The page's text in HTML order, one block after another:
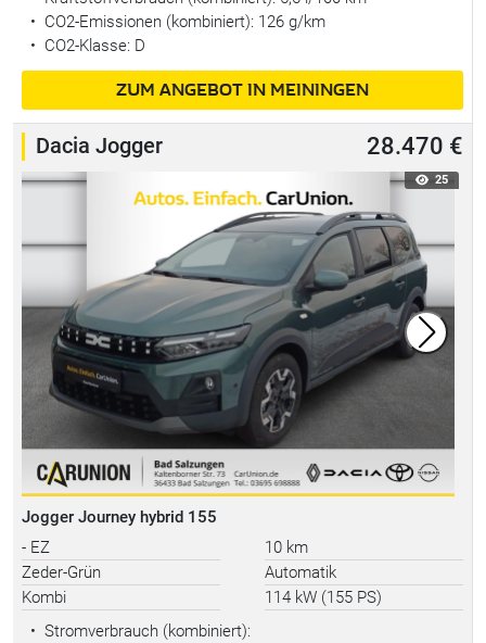
• CO2-Emissionen (kombiniert): 126 g/km
• CO2-Klasse: D
ZUM ANGEBOT IN MEININGEN
Dacia Jogger 28.470 €
25
Jogger Journey hybrid 155
- EZ
10 km
Zeder-Grün
Automatik
Kombi
114 kW (155 PS)
• Stromverbrauch (kombiniert):